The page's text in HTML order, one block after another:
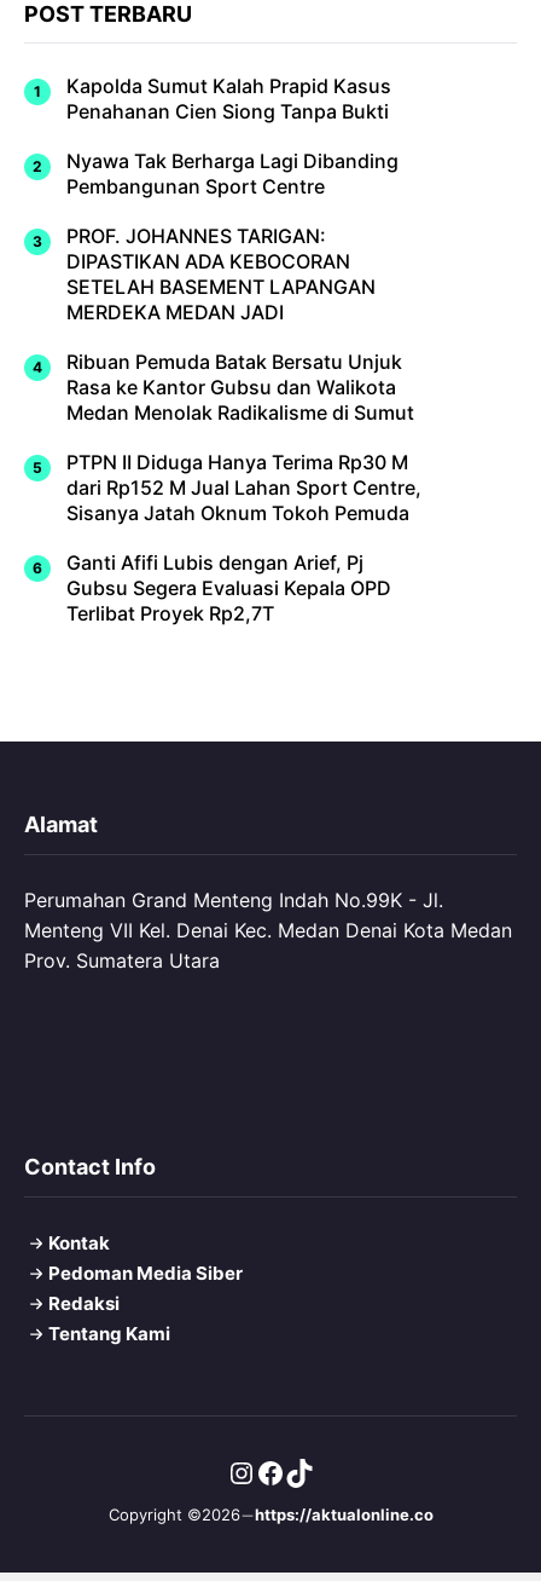
POST TERBARU
Kapolda Sumut Kalah Prapid Kasus
Penahanan Cien Siong Tanpa Bukti
Nyawa Tak Berharga Lagi Dibanding
Pembangunan Sport Centre
PROF. JOHANNES TARIGAN:
DIPASTIKAN ADA KEBOCORAN
SETELAH BASEMENT LAPANGAN
MERDEKA MEDAN JADI
Ribuan Pemuda Batak Bersatu Unjuk
Rasa ke Kantor Gubsu dan Walikota
Medan Menolak Radikalisme di Sumut
PTPN II Diduga Hanya Terima Rp30 M
dari Rp152 M Jual Lahan Sport Centre,
Sisanya Jatah Oknum Tokoh Pemuda
Ganti Afifi Lubis dengan Arief, Pj
Gubsu Segera Evaluasi Kepala OPD
Terlibat Proyek Rp2,7T
Alamat
Perumahan Grand Menteng Indah No.99K - Jl.
Menteng VII Kel. Denai Kec. Medan Denai Kota Medan
Prov. Sumatera Utara
Contact Info
Kontak
Pedoman Media Siber
Redaksi
Tentang Kami
Copyright ©2026 https://aktualonline.co
Instagram
Facebook
TikTok